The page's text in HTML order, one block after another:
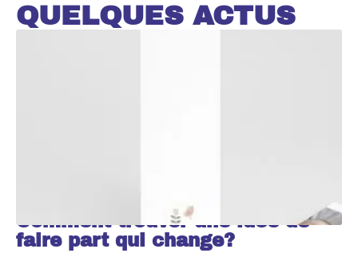
QUELQUES ACTUS
Comment trouver une idée de
faire part qui change?